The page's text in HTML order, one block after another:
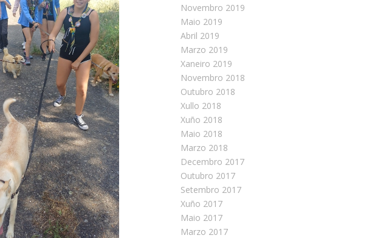
Novembro 2019
Maio 2019
Abril 2019
Marzo 2019
Xaneiro 2019
Novembro 2018
Outubro 2018
Xullo 2018
Xuño 2018
Maio 2018
Marzo 2018
Decembro 2017
Outubro 2017
Setembro 2017
Xuño 2017
Maio 2017
Marzo 2017